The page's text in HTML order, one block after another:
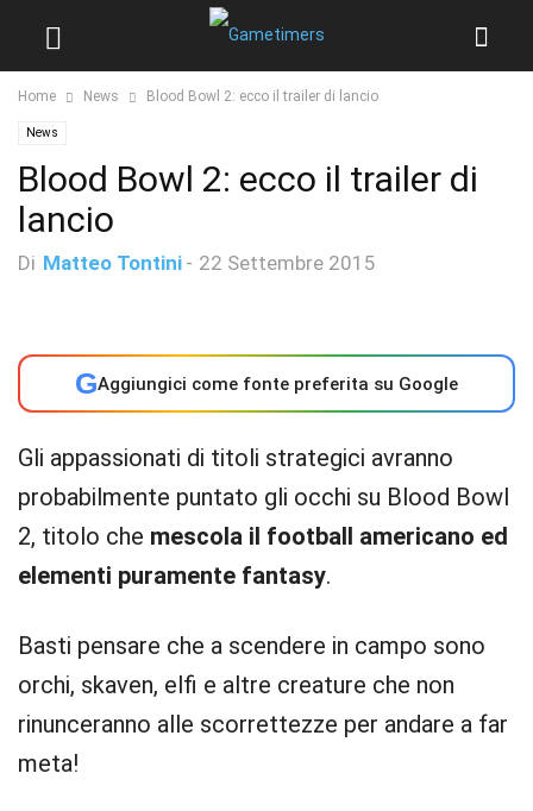
Home News Blood Bowl 2: ecco il trailer di lancio
News
Blood Bowl 2: ecco il trailer di
lancio
Di Matteo Tontini - 22 Settembre 2015
GAggiungici come fonte preferita su Google
Gli appassionati di titoli strategici avranno
probabilmente puntato gli occhi su Blood Bowl
2, titolo che mescola il football americano ed
elementi puramente fantasy.
Basti pensare che a scendere in campo sono
orchi, skaven, elfi e altre creature che non
rinunceranno alle scorrettezze per andare a far
meta!